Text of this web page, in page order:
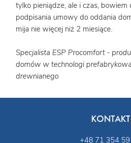
tylko pieniądze, ale i czas, bowiem
podpisania umowy do oddania
mija nie więcej niż 2 miesiące.
Specjalista ESP Procomfort -
domów w technologi
drewnianego
KONTAKT
+48 71 354